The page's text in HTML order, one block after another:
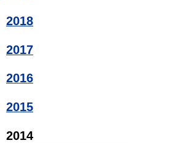
2018
2017
2016
2015
2014